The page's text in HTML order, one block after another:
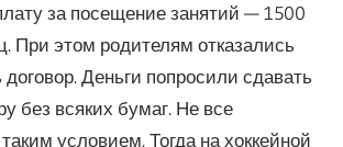
за посещение занятий — 1500
При этом родителям отказались
договор. Деньги попросили сдавать
без всяких бумаг. Не все
условием. Тогда на хоккейной